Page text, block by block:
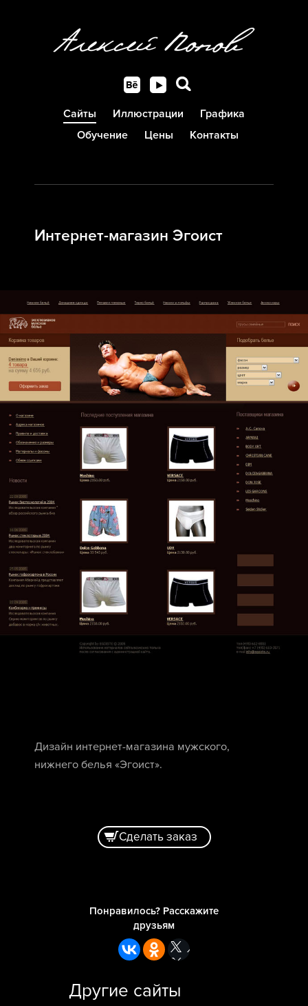
Сайты Иллюстрации
Графика
Обучение
Цены Контакты
Интернет-магазин Эгоист
Дизайн интернет-магазина мужского,
нижнего белья «Эгоист».
Сделать заказ
Понравилось? Расскажите
друзьям
Другие сайты